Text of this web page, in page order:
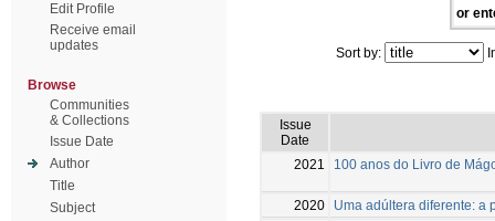
Edit Profile
Receive email
updates
Browse
Communities
& Collections
Issue Date
Author
Title
Subject
or
Sort by:
Issue
Date
2021
100 anos do Livro de
2020
Uma adúltera diferente: a